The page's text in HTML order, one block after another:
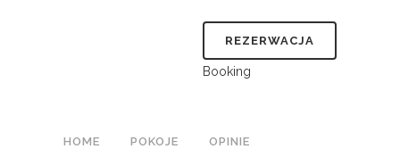
REZERWACJA
Booking
HOME POKOJE OPINIE